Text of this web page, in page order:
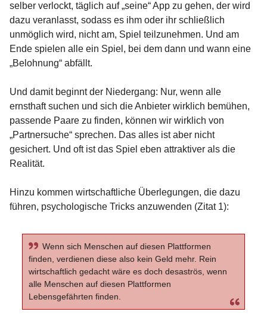
selber verlockt, täglich auf „seine“ App zu gehen, der wird
dazu veranlasst, sodass es ihm oder ihr schließlich
unmöglich wird, nicht am, Spiel teilzunehmen. Und am
Ende spielen alle ein Spiel, bei dem dann und wann eine
„Belohnung“ abfällt.
Und damit beginnt der Niedergang: Nur, wenn alle
ernsthaft suchen und sich die Anbieter wirklich bemühen,
passende Paare zu finden, können wir wirklich von
„Partnersuche“ sprechen. Das alles ist aber nicht
gesichert. Und oft ist das Spiel eben attraktiver als die
Realität.
Hinzu kommen wirtschaftliche Überlegungen, die dazu
führen, psychologische Tricks anzuwenden (Zitat 1):
Wenn sich Menschen auf diesen Plattformen
finden, verdienen diese also kein Geld mehr. Rein
wirtschaftlich gedacht wäre es doch desaströs, wenn
alle Menschen auf diesen Plattformen
Lebensgefährten finden.